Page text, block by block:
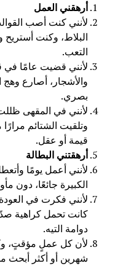
أرهقني العمل
لأنني كنت أصب
البلاط، وكنت أستريح
التعب.
لأنني قضيت عامًا
والأشجار، أصارع
بصري.
لأنني في المقهى
وتلقيت الشتائم
قيمة أو عقل.
أرهقتني البطالة
لأنني أعمل يومًا
الكبيرة جائعًا، دون
لأنني فكرت في
كانت تحمل كراهية
دوامة التيه.
لأن كل عملٍ مؤقتٍ،
شهرين أو أكثر أبحث